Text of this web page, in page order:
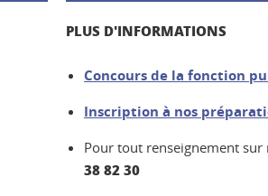
PLUS D'INFORMATIONS
Concours de la fonction
Inscription à nos
Pour tout renseignement
38 82 30